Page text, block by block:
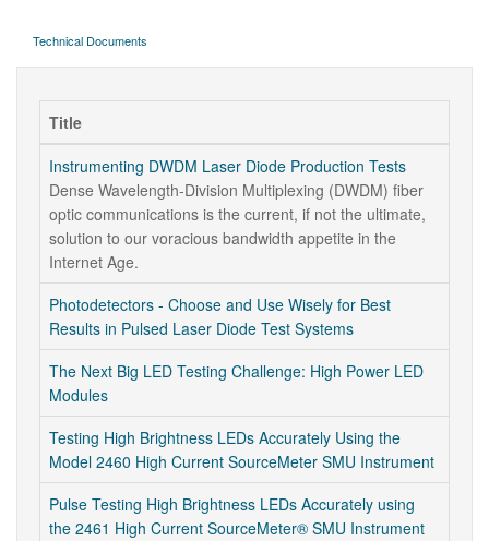
Technical Documents
Title
Instrumenting DWDM Laser Diode Production Tests
Dense Wavelength-Division Multiplexing (DWDM) fiber
optic communications is the current, if not the ultimate,
solution to our voracious bandwidth appetite in the
Internet Age.
Photodetectors - Choose and Use Wisely for Best
Results in Pulsed Laser Diode Test Systems
The Next Big LED Testing Challenge: High Power LED
Modules
Testing High Brightness LEDs Accurately Using the
Model 2460 High Current SourceMeter SMU Instrument
Pulse Testing High Brightness LEDs Accurately using
the 2461 High Current SourceMeter® SMU Instrument